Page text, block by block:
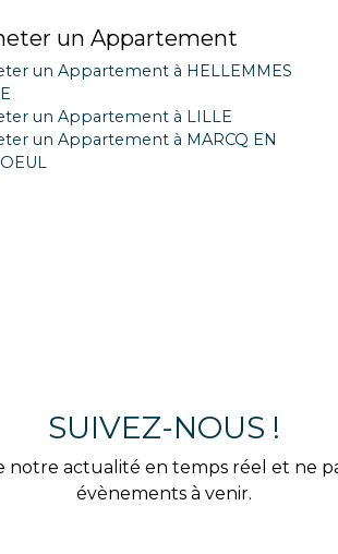
un Appartement
un Appartement à HELLEMMES
un Appartement à LILLE
un Appartement à MARCQ EN
SUIVEZ-NOUS !
notre actualité en temps réel et ne
évènements à venir.